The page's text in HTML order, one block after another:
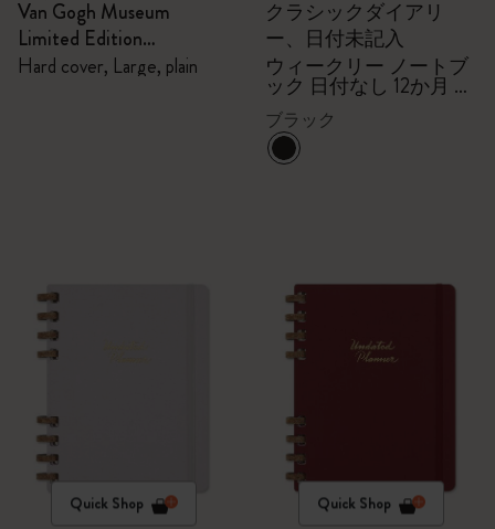
Van Gogh Museum
Limited Edition
Sketchbook
Hard cover, Large, plain
クラシックダイアリ
ー、日付未記入
ウィークリー ノートブ
ック 日付なし 12か月 ラ
ージ ハードカバー（ブ
ラック）
ブラック
Quick Shop Quick Shop